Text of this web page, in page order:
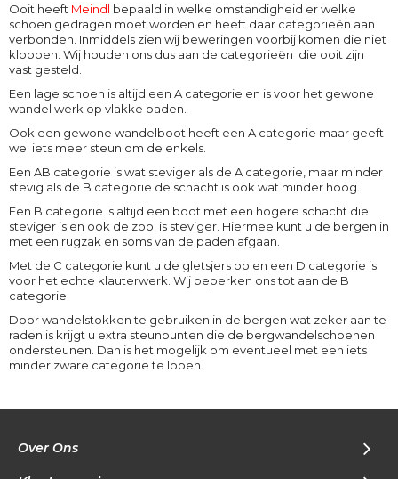
Ooit heeft Meindl bepaald in welke omstandigheid er welke
schoen gedragen moet worden en heeft daar categorieën aan
verbonden. Inmiddels zien wij beweringen voorbij komen die niet
kloppen. Wij houden ons dus aan de categorieën die ooit zijn
vast gesteld.
Een lage schoen is altijd een A categorie en is voor het gewone
wandel werk op vlakke paden.
Ook een gewone wandelboot heeft een A categorie maar geeft
wel iets meer steun om de enkels.
Een AB categorie is wat steviger als de A categorie, maar minder
stevig als de B categorie de schacht is ook wat minder hoog.
Een B categorie is altijd een boot met een hogere schacht die
steviger is en ook de zool is steviger. Hiermee kunt u de bergen in
met een rugzak en soms van de paden afgaan.
Met de C categorie kunt u de gletsjers op en een D categorie is
voor het echte klauterwerk. Wij beperken ons tot aan de B
categorie
Door wandelstokken te gebruiken in de bergen wat zeker aan te
raden is krijgt u extra steunpunten die de bergwandelschoenen
ondersteunen. Dan is het mogelijk om eventueel met een iets
minder zware categorie te lopen.
Over Ons